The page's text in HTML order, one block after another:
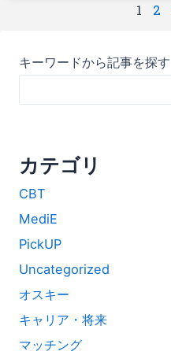
1 2
キーワードから記事を探す
カテゴリ
CBT
MediE
PickUP
Uncategorized
オスキー
キャリア・将来
マッチング